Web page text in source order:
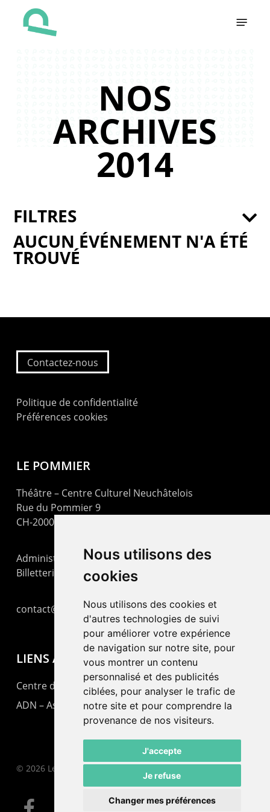
Nous utilisons des
cookies
Nous utilisons des cookies et
d'autres technologies de suivi
pour améliorer votre expérience
de navigation sur notre site, pour
vous montrer un contenu
personnalisé et des publicités
ciblées, pour analyser le trafic de
notre site et pour comprendre la
provenance de nos visiteurs.
J'accepte
Je refuse
Changer mes préférences
NOS
ARCHIVES
2014
AUCUN ÉVÉNEMENT N'A ÉTÉ
TROUVÉ
FILTRES
Contactez-nous
Politique de confidentialité
Préférences cookies
LE POMMIER
Théâtre – Centre Culturel Neuchâtelois
Rue du Pommier 9
CH-2000 Neuchâtel
Administration : +41 32 725 03 03
Billetterie : +41 32 725 05 05
contact@lepommier.ch
LIENS AMIS
Centre de culture ABC
ADN – Association Danse Neuchâtel
© 2026 Le Pommier.
facebook email